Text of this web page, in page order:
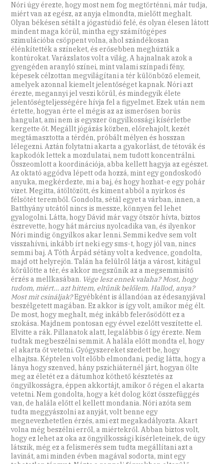
Nóri úgy érezte, hogy most nem fog megtörténni, már tudja,
miért van az egész, az anyja elmondta, mielőtt meghalt.
Olyan békésen sétált a jógastúdió felé, és olyan élesen látott
mindent maga körül, mintha egy számítógépes
szimulációba csöppent volna, ahol szándékosan
élénkítették a színeket, és erősebben meghúzták a
kontúrokat. Varázslatos volt a világ. A hajnalnak azok a
gyengéden aranyló színei, mint valami színpadi fény,
képesek célzottan megvilágítani a tér különböző elemeit,
amelyek azonnal kiemelt jelentőséget kapnak. Nóri azt
érezte, megannyi jel veszi körül, és mindegyik élete
jelentőségteljességére hívja fel a figyelmet. Ezek után nem
értette, hogyan érte el mégis az az ismerősen borús
hangulat, ami nem is egyszer öngyilkossági kísérletbe
kergette őt. Megállt jógázás közben, előrehajolt, kezét
megtámasztotta a térdén, próbált mélyen és hosszan
lélegezni. Aztán folytatni akarta a gyakorlást, de tétovák és
kapkodók lettek a mozdulatai, nem tudott koncentrálni.
Összeomlott a koordinációja, abba kellett hagyja az egészet.
Az oktató aggódva lépett oda hozzá, mint egy gondoskodó
anyuka, megkérdezte, mi a baj, és hogy hozhat-e egy pohár
vizet. Megitta, átöltözött, és kiment abból a nyirkos és
félsötét teremből. Gondolta, sétál egyet a várban, innen, a
Batthyány utcától nincs is messze, könnyen fel lehet
gyalogolni. Látta, hogy Dávid már vagy ötször hívta, biztos
észrevette, hogy hát március nyolcadika van, és ilyenkor
Nóri mindig öngyilkos akar lenni. Semmi kedve sem volt
visszahívni, inkább írt neki egy sms-t, hogy jól van, nincs
semmi baj. A Tóth Árpád sétány volt a kedvence, gondolta,
majd ott helyrejön. Talán ha felülről látja a várost, kitágul
körülötte a tér, és akkor megszűnik az a megsemmisítő
érzés a mellkasában. Vége lesz ennek valaha? Most, hogy
tudom, miért… azt hittem, eltűnik belőlem. Hallod, anya?
Most mit csináljak?Egyébként is állandóan az édesanyjával
beszélgetett magában. Ez akkor is így volt, amikor még élt.
De most, hogy meghalt, még inkább felerősödött ez a
szokása. Majdnem pontosan egy évvel ezelőtt veszítette el.
Elvitte a rák. Pillanatok alatt, legalábbis ő így érezte. Nem
tudtak megbeszélni semmit. A halála előtt mondta el, hogy
el akarta őt vetetni. Gyógyszereket szedett be, hogy
elhajtsa. Képtelen volt előbb elmondani, pedig látta, hogy a
lánya hogy szenved, hány pszichiáternél járt, hogyan ölte
meg az életét ez a dátumhoz köthető késztetés az
öngyilkosságra, éppen akkortájt, amikor ő régen el akarta
vetetni. Nem gondolta, hogy a két dolog közt összefüggés
van, de halála előtt el kellett mondania. Nóri azóta sem
tudta meggyászolni az anyját, volt benne egy
megnevezhetetlen érzés, ami ezt megakadályozta. Akart
volna még beszélni erről, a miértekről. Abban biztos volt,
hogy ez lehet az oka az öngyilkossági kísérleteinek, de úgy
látszik, még ez a felismerés sem tudta megállítani azt a
lavinát, ami minden évben magával sodorta, mint egy